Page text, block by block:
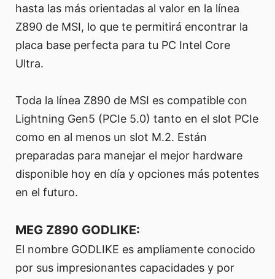
hasta las más orientadas al valor en la línea
Z890 de MSI, lo que te permitirá encontrar la
placa base perfecta para tu PC Intel Core
Ultra.
Toda la línea Z890 de MSI es compatible con
Lightning Gen5 (PCIe 5.0) tanto en el slot PCIe
como en al menos un slot M.2. Están
preparadas para manejar el mejor hardware
disponible hoy en día y opciones más potentes
en el futuro.
MEG Z890 GODLIKE:
El nombre GODLIKE es ampliamente conocido
por sus impresionantes capacidades y por